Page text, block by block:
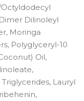
Dilinoleyl
Moringa
Polyglyceryl-10
Oil,
Lauryl